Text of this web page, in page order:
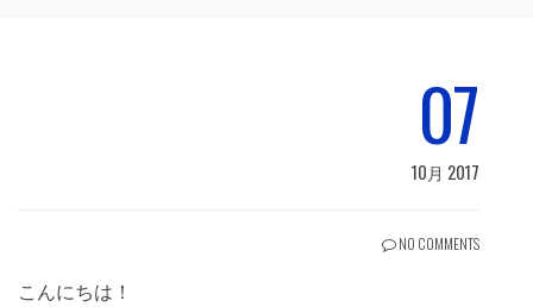
07
10月 2017
NO COMMENTS
こんにちは！